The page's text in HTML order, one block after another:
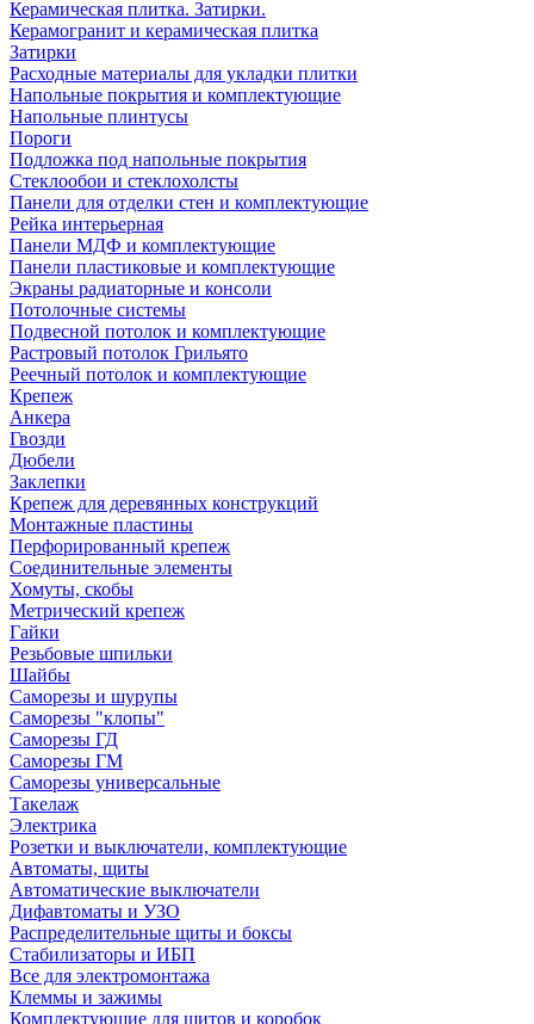
Керамическая плитка. Затирки.
Керамогранит и керамическая плитка
Затирки
Расходные материалы для укладки плитки
Напольные покрытия и комплектующие
Напольные плинтусы
Пороги
Подложка под напольные покрытия
Стеклообои и стеклохолсты
Панели для отделки стен и комплектующие
Рейка интерьерная
Панели МДФ и комплектующие
Панели пластиковые и комплектующие
Экраны радиаторные и консоли
Потолочные системы
Подвесной потолок и комплектующие
Растровый потолок Грильято
Реечный потолок и комплектующие
Крепеж
Анкера
Гвозди
Дюбели
Заклепки
Крепеж для деревянных конструкций
Монтажные пластины
Перфорированный крепеж
Соединительные элементы
Хомуты, скобы
Метрический крепеж
Гайки
Резьбовые шпильки
Шайбы
Саморезы и шурупы
Саморезы "клопы"
Саморезы ГД
Саморезы ГМ
Саморезы универсальные
Такелаж
Электрика
Розетки и выключатели, комплектующие
Автоматы, щиты
Автоматические выключатели
Дифавтоматы и УЗО
Распределительные щиты и боксы
Стабилизаторы и ИБП
Все для электромонтажа
Клеммы и зажимы
Комплектующие для щитов и коробок